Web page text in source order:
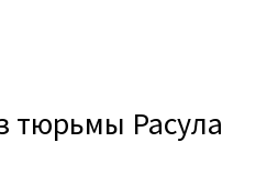
тюрьмы Расула